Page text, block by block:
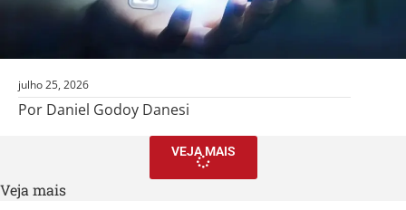
julho 25, 2026
Por Daniel Godoy Danesi
VEJA MAIS
Veja mais